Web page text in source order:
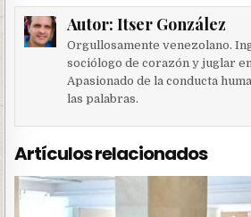
Autor: Itser González
Orgullosamente venezolano.
sociólogo de corazón y juglar
Apasionado de la conducta
las palabras.
Artículos relacionados